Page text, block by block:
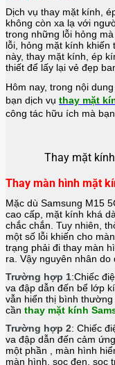
Dịch vụ thay mặt kính,
không còn xa lạ với
trong những lỗi hỏng
lỗi, hỏng mặt kính khiến
này, thay mặt kính, ép
thiết để lấy lại vẻ đẹp
Hôm nay, trong nội
bạn dịch vụ thay mặt
công tác hữu ích mà
Thay mặt
Thay màn hình mặt
Mặc dù Samsung M15
cao cấp, mặt kính khá
chắc chắn. Tuy nhiên,
một số lỗi khiến cho
trạng phải đi thay màn
ra. Vậy nguyên nhân do
Trường hợp 1:Chiếc
va đập dẫn đến bể lớp
vẫn hiển thị bình
cần thay mặt kính
Trường hợp 2: Chiếc
va đập dẫn đến cảm
một phần , màn hình
màn hình, sọc đen, sọc